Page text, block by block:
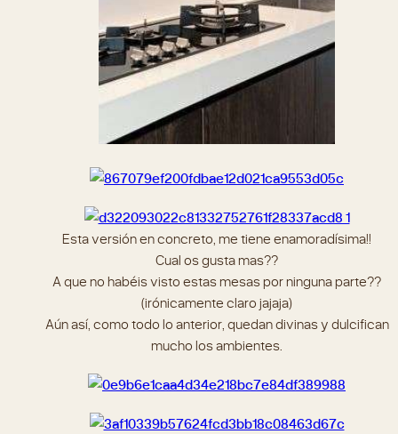
Esta versión en concreto, me tiene enamoradísima!!
Cual os gusta mas??
A que no habéis visto estas mesas por ninguna parte??
(irónicamente claro jajaja)
Aún así, como todo lo anterior, quedan divinas y dulcifican
mucho los ambientes.